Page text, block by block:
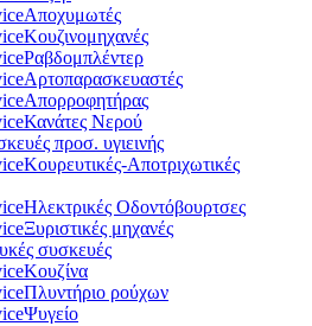
Αποχυμωτές
Κουζινομηχανές
Ραβδομπλέντερ
Αρτοπαρασκευαστές
Απορροφητήρας
Κανάτες Νερού
προσ. υγιεινής
Κουρευτικές-Αποτριχωτικές
Ηλεκτρικές Οδοντόβουρτσες
Ξυριστικές μηχανές
συσκευές
Κουζίνα
Πλυντήριο ρούχων
Ψυγείο